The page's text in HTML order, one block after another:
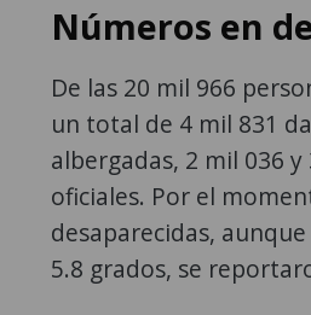
Números en
De las 20 mil 966
un total de 4 mil 831
albergadas, 2 mil 036
oficiales. Por el
desaparecidas,
5.8 grados, se